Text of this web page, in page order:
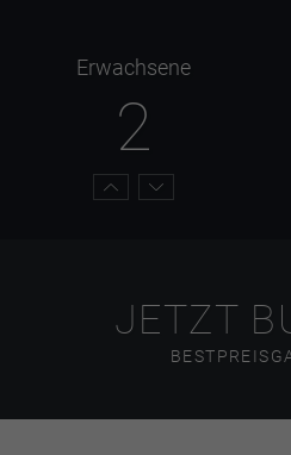
Erwachsene
2
JETZT